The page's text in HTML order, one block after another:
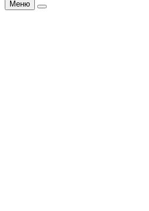
Меню